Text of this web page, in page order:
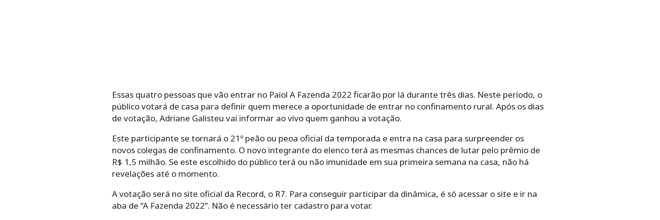
Essas quatro pessoas que vão entrar no Paiol A Fazenda 2022 ficarão por lá durante três dias. Neste período, o
público votará de casa para definir quem merece a oportunidade de entrar no confinamento rural. Após os dias
de votação, Adriane Galisteu vai informar ao vivo quem ganhou a votação.
Este participante se tornará o 21º peão ou peoa oficial da temporada e entra na casa para surpreender os
novos colegas de confinamento. O novo integrante do elenco terá as mesmas chances de lutar pelo prêmio de
R$ 1,5 milhão. Se este escolhido do público terá ou não imunidade em sua primeira semana na casa, não há
revelações até o momento.
A votação será no site oficial da Record, o R7. Para conseguir participar da dinâmica, é só acessar o site e ir na
aba de “A Fazenda 2022”. Não é necessário ter cadastro para votar.